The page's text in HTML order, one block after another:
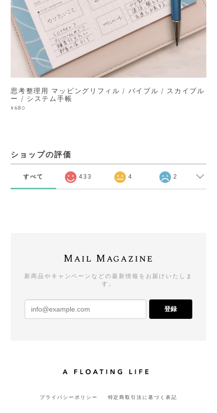
思考整理用 マッピングリフィル / バイブル / スカイブル
ー / システム手帳
¥680
ショップの評価
すべて 433 4 2
Mail Magazine
新商品やキャンペーンなどの最新情報をお届けいたしま
す。
登録
プライバシーポリシー 特定商取引法に基づく表記